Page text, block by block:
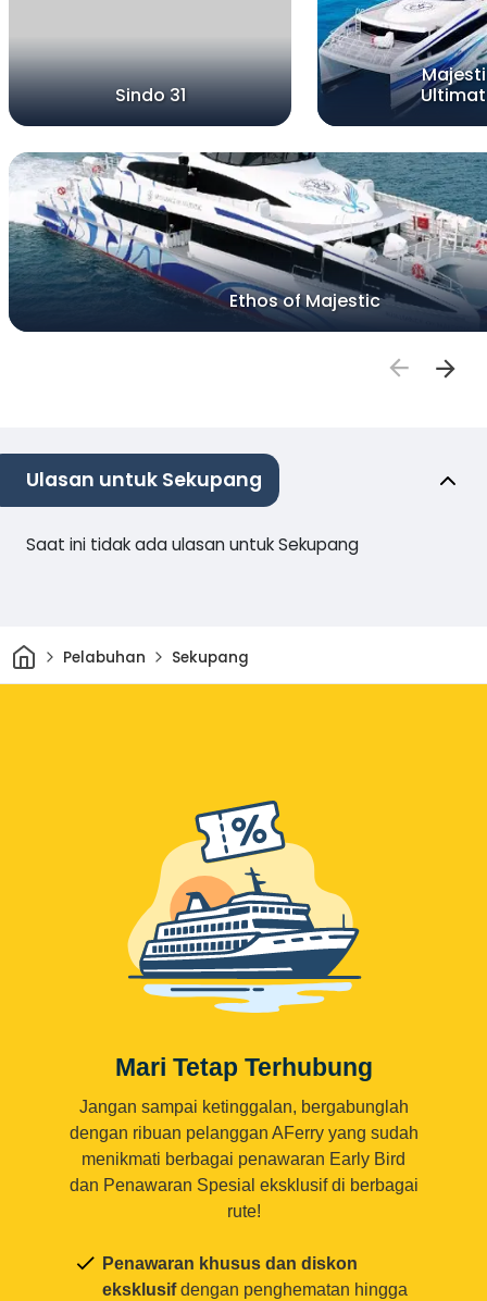
Sindo 31
Ethos of Majestic
Ulasan untuk Sekupang
Saat ini tidak ada ulasan untuk Sekupang
Rumah
Pelabuhan Sekupang
Mari Tetap Terhubung
Jangan sampai ketinggalan, bergabunglah
dengan ribuan pelanggan AFerry yang sudah
menikmati berbagai penawaran Early Bird
dan Penawaran Spesial eksklusif di berbagai
rute!
Penawaran khusus dan diskon
eksklusifdengan penghematan hingga